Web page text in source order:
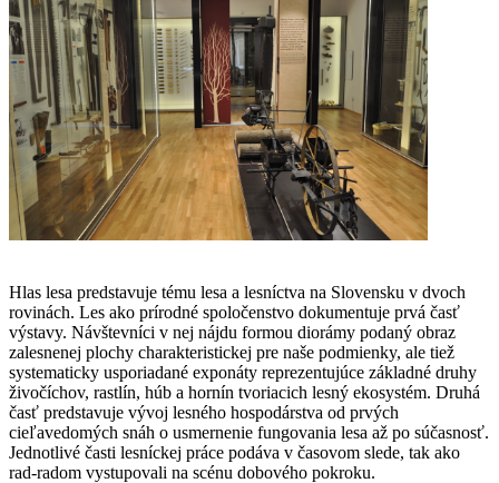
Hlas lesa predstavuje tému lesa a lesníctva na Slovensku v dvoch
rovinách. Les ako prírodné spoločenstvo dokumentuje prvá časť
výstavy. Návštevníci v nej nájdu formou diorámy podaný obraz
zalesnenej plochy charakteristickej pre naše podmienky, ale tiež
systematicky usporiadané exponáty reprezentujúce základné druhy
živočíchov, rastlín, húb a hornín tvoriacich lesný ekosystém. Druhá
časť predstavuje vývoj lesného hospodárstva od prvých
cieľavedomých snáh o usmernenie fungovania lesa až po súčasnosť.
Jednotlivé časti lesníckej práce podáva v časovom slede, tak ako
rad-radom vystupovali na scénu dobového pokroku.